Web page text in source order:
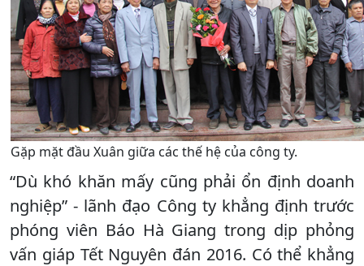
Gặp mặt đầu Xuân giữa các thế hệ của công ty.
“Dù khó khăn mấy cũng phải ổn định doanh
nghiệp” - lãnh đạo Công ty khẳng định trước
phóng viên Báo Hà Giang trong dịp phỏng
vấn giáp Tết Nguyên đán 2016. Có thể khẳng